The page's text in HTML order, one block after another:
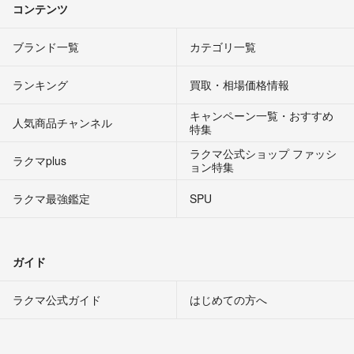
コンテンツ
ブランド一覧 カテゴリ一覧
ランキング 買取・相場価格情報
人気商品チャンネル
キャンペーン一覧・おすすめ
特集
ラクマplus
ラクマ公式ショップ ファッシ
ョン特集
ラクマ最強鑑定
SPU
ガイド
ラクマ公式ガイド はじめての方へ